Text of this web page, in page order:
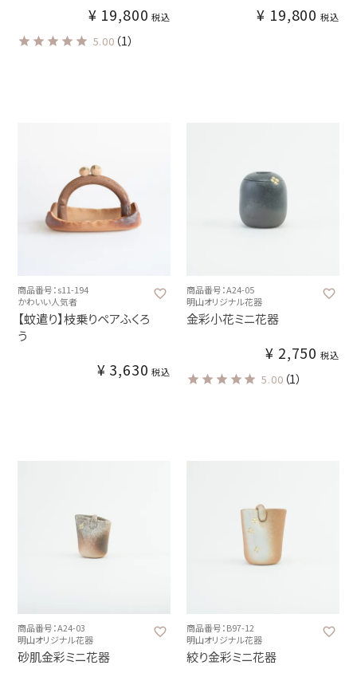
¥ 19,800 税込
5.00 （1）
¥ 19,800 税込
商品番号：s11-194
かわいい人気者
【蚊遣り】枝乗りペアふくろ
う
¥ 3,630 税込
商品番号：A24-05
明山オリジナル花器
金彩小花ミニ花器
¥ 2,750 税込
5.00 （1）
商品番号：A24-03
明山オリジナル花器
砂肌金彩ミニ花器
商品番号：B97-12
明山オリジナル花器
絞り金彩ミニ花器